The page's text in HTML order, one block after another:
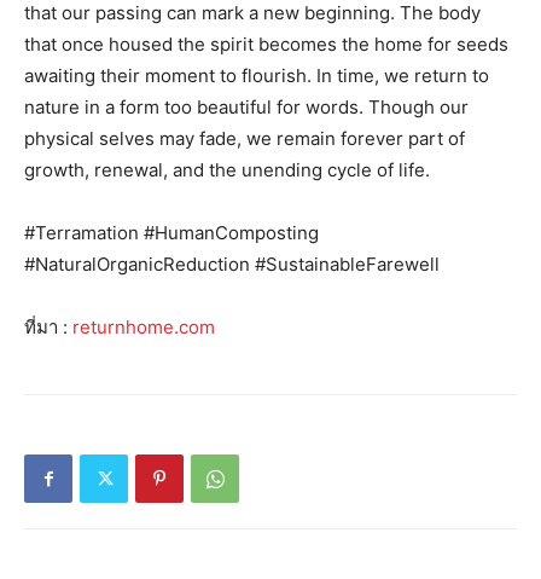
that our passing can mark a new beginning. The body
that once housed the spirit becomes the home for seeds
awaiting their moment to flourish. In time, we return to
nature in a form too beautiful for words. Though our
physical selves may fade, we remain forever part of
growth, renewal, and the unending cycle of life.
#Terramation #HumanComposting
#NaturalOrganicReduction #SustainableFarewell
ที่มา : returnhome.com